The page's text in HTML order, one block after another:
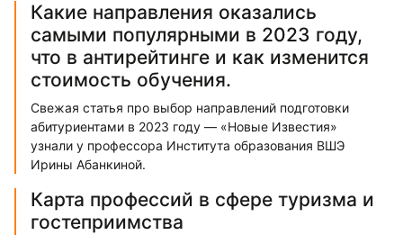
Какие направления оказались
самыми популярными в 2023 году,
что в антирейтинге и как изменится
стоимость обучения.
Свежая статья про выбор направлений подготовки
абитуриентами в 2023 году — «Новые Известия»
узнали у профессора Института образования ВШЭ
Ирины Абанкиной.
Карта профессий в сфере туризма и
гостеприимства